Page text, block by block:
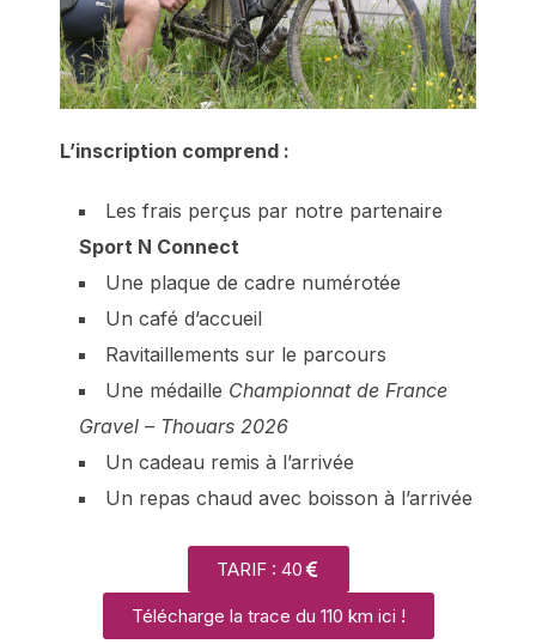
L’inscription comprend :
Les frais perçus par notre partenaire
Sport N Connect
Une plaque de cadre numérotée
Un café d’accueil
Ravitaillements sur le parcours
Une médaille Championnat de France
Gravel – Thouars 2026
Un cadeau remis à l’arrivée
Un repas chaud avec boisson à l’arrivée
TARIF : 40
Télécharge la trace du 110 km ici !